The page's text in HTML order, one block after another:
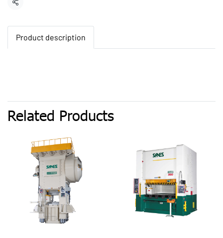
Share
Product description
Related Products